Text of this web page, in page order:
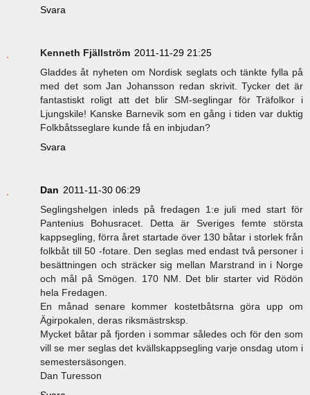
Svara
Kenneth Fjällström 2011-11-29 21:25
Gladdes åt nyheten om Nordisk seglats och tänkte fylla på
med det som Jan Johansson redan skrivit. Tycker det är
fantastiskt roligt att det blir SM-seglingar för Träfolkor i
Ljungskile! Kanske Barnevik som en gång i tiden var duktig
Folkbåtsseglare kunde få en inbjudan?
Svara
Dan 2011-11-30 06:29
Seglingshelgen inleds på fredagen 1:e juli med start för
Pantenius Bohusracet. Detta är Sveriges femte största
kappsegling, förra året startade över 130 båtar i storlek från
folkbåt till 50 -fotare. Den seglas med endast två personer i
besättningen och sträcker sig mellan Marstrand in i Norge
och mål på Smögen. 170 NM. Det blir starter vid Rödön
hela Fredagen.
En månad senare kommer kostetbåtsrna göra upp om
Ägirpokalen, deras riksmästrsksp.
Mycket båtar på fjorden i sommar således och för den som
vill se mer seglas det kvällskappsegling varje onsdag utom i
semestersäsongen.
Dan Turesson